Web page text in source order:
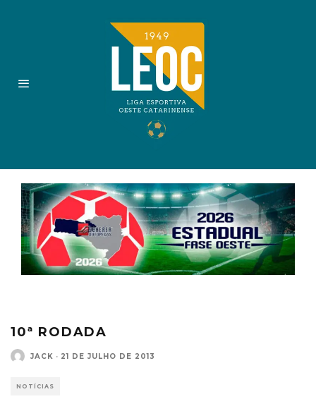
10ª RODADA
JACK · 21 DE JULHO DE 2013
NOTÍCIAS